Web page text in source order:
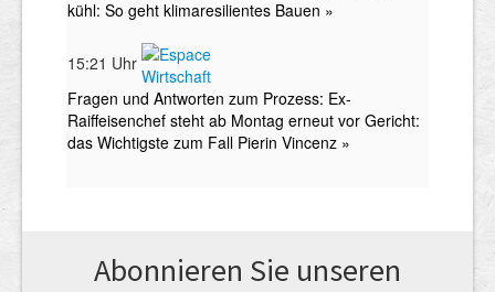
Abonnieren Sie unseren